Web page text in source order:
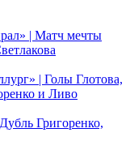
| Матч мечты
| Голы Глотова,
и Ливо
Григоренко,